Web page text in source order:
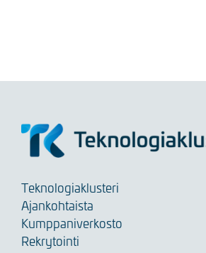
Teknologiaklusteri
Ajankohtaista
Kumppaniverkosto
Rekrytointi